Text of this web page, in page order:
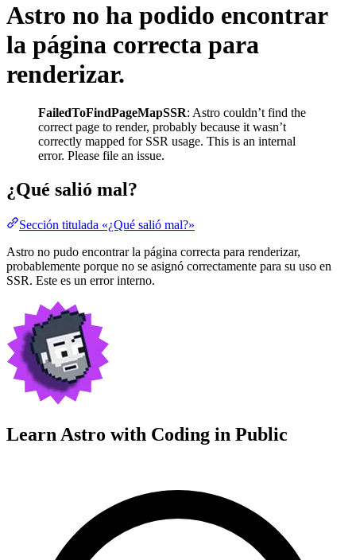
Astro no ha podido encontrar
la página correcta para
renderizar.
FailedToFindPageMapSSR: Astro couldn’t find the
correct page to render, probably because it wasn’t
correctly mapped for SSR usage. This is an internal
error. Please file an issue.
¿Qué salió mal?
Sección titulada «¿Qué salió mal?»
Astro no pudo encontrar la página correcta para renderizar,
probablemente porque no se asignó correctamente para su uso en
SSR. Este es un error interno.
Learn Astro with Coding in Public